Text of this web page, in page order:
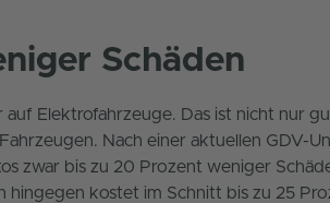
Schäden
Elektrofahrzeuge. Das ist nicht nur
Nach einer aktuellen GDV-
zwar bis zu 20 Prozent weniger
hingegen kostet im Schnitt bis zu 25